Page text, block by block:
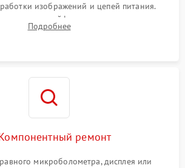
изображений и цепей питания.
шлейфов, модуля памяти и
Выявление сгоревших SMD-компонентов
Подробнее
ремонт
микроболометра, дисплея или